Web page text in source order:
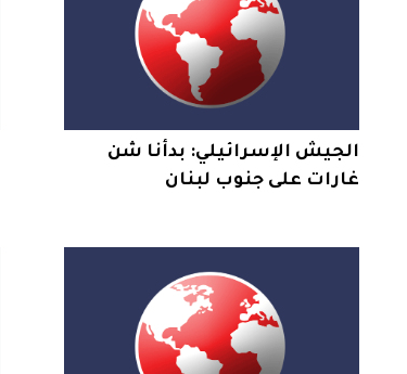
الجيش الإسرائيلي: بدأنا شن
غارات على جنوب لبنان